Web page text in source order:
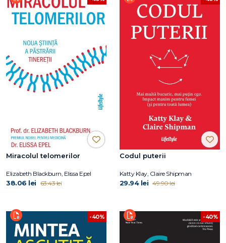
Miracolul telomerilor
Elizabeth Blackburn, Elissa Epel
38.06 lei 63.43 lei
Codul puterii
Katty Klay, Claire Shipman
29.94 lei 49.90 lei
-40% -40%